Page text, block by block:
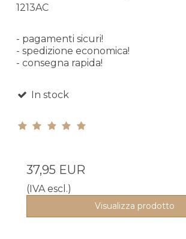
1213AC
- pagamenti sicuri!
- spedizione economica!
- consegna rapida!
In stock
37,95 EUR
(IVA escl.)
Visualizza prodotto